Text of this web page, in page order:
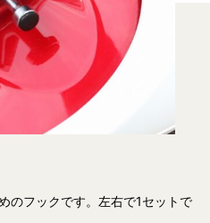
のフックです。左右で1セットで